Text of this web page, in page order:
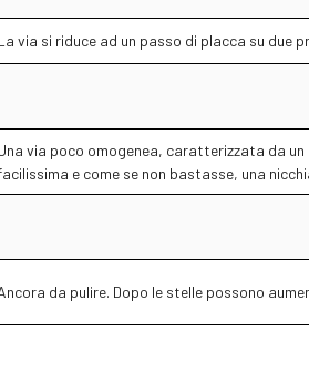
via si riduce ad un passo di placca su due
via poco omogenea, caratterizzata da
e come se non bastasse, una
da pulire. Dopo le stelle possono